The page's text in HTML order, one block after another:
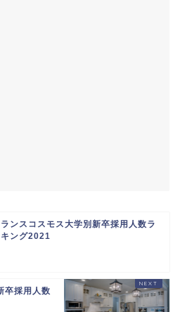
ランスコスモス大学別新卒採用人数ラ
キング2021
卒採用人数